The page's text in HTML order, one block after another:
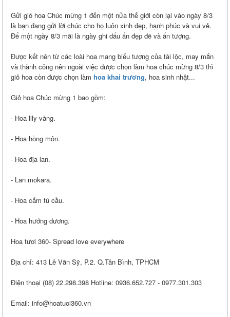
Gửi giỏ hoa Chúc mừng 1 đến một nửa thế giới còn lại vào ngày 8/3
là bạn đang gửi lời chúc cho họ luôn xinh đẹp, hạnh phúc và vui vẻ.
Để một ngày 8/3 mãi là ngày ghi dấu ấn đẹp đẽ và ấn tượng.
Được kết nên từ các loài hoa mang biểu tượng của tài lộc, may mắn
và thành công nên ngoài việc được chọn làm hoa chúc mừng 8/3 thì
giỏ hoa còn được chọn làm hoa khai trương, hoa sinh nhật...
Giỏ hoa Chúc mừng 1 bao gồm:
- Hoa lily vàng.
- Hoa hồng môn.
- Hoa địa lan.
- Lan mokara.
- Hoa cẩm tú cầu.
- Hoa hướng dương.
Hoa tươi 360- Spread love everywhere
Địa chỉ: 413 Lê Văn Sỹ, P.2. Q.Tân Bình, TPHCM
Điện thoại (08) 22.298.398 Hotline: 0936.652.727 - 0977.301.303
Email: info@hoatuoi360.vn